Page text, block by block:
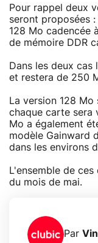
Pour rappel deux
seront proposées
128 Mo cadencée
de mémoire DDR
Dans les deux cas
et restera de 250
La version 128 Mo
chaque carte sera
Mo a également
modèle Gainward
dans les environs
L'ensemble de
du mois de mai.
Par